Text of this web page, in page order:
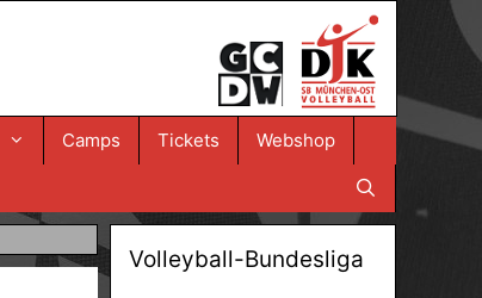
Camps Tickets Webshop
Volleyball-Bundesliga